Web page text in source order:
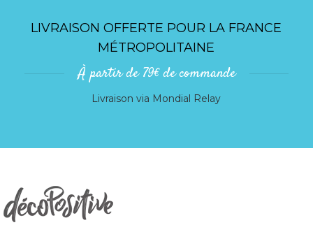
LIVRAISON OFFERTE POUR LA FRANCE
MÉTROPOLITAINE
À partir de 79€ de commande
Livraison via Mondial Relay